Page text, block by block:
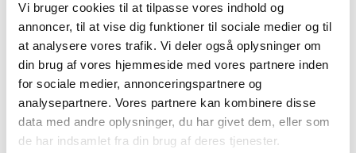
Vi bruger cookies til at tilpasse vores indhold og
annoncer, til at vise dig funktioner til sociale medier og til
at analysere vores trafik. Vi deler også oplysninger om
din brug af vores hjemmeside med vores partnere inden
for sociale medier, annonceringspartnere og
analysepartnere. Vores partnere kan kombinere disse
data med andre oplysninger, du har givet dem, eller som
de har indsamlet fra din brug af deres tjenester.
BESKRIVELSE BRAND FAQ
Denne Rapid Air Pump kan bruges til at puste luft hurtigere
ind i dit liggeunderlag. Derudover kan en Air Pump hjælpe med
at modvirke kondens i liggeunderlaget, hvilket forlænger
liggeunderlagets levetid.